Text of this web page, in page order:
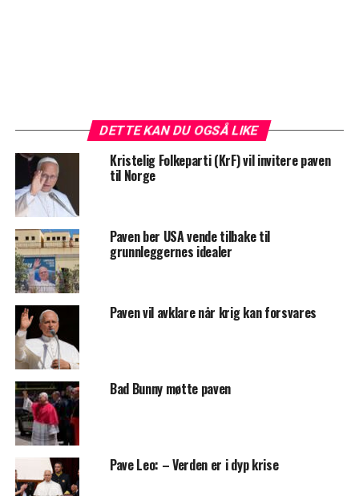
DETTE KAN DU OGSÅ LIKE
Kristelig Folkeparti (KrF) vil invitere paven
til Norge
Paven ber USA vende tilbake til
grunnleggernes idealer
Paven vil avklare når krig kan forsvares
Bad Bunny møtte paven
Pave Leo: – Verden er i dyp krise